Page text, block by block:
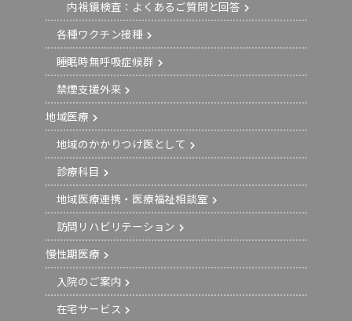
内視鏡検査：よくあるご質問と回答
各種ワクチン接種
睡眠時無呼吸症候群
禁煙支援外来
地域医療
地域のかかりつけ医として
診療科目
地域医療連携・医療福祉相談室
訪問リハビリテーション
慢性期医療
入院のご案内
在宅サービス